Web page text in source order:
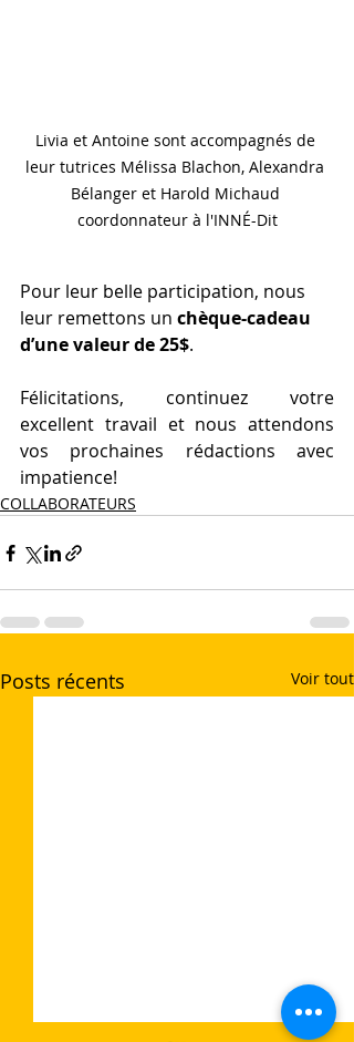
Livia et Antoine sont accompagnés de
leur tutrices Mélissa Blachon, Alexandra
Bélanger et Harold Michaud
coordonnateur à l'INNÉ-Dit
Pour leur belle participation, nous
leur remettons un chèque-cadeau
d’une valeur de 25$.
Félicitations, continuez votre
excellent travail et nous attendons
vos prochaines rédactions avec
impatience!
COLLABORATEURS
Posts récents Voir tout